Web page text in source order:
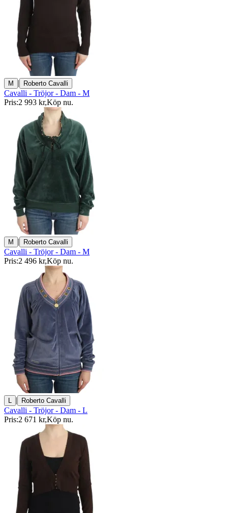
M | Roberto Cavalli
Cavalli - Tröjor - Dam - M
Pris:2 993 kr,Köp nu.
M | Roberto Cavalli
Cavalli - Tröjor - Dam - M
Pris:2 496 kr,Köp nu.
L | Roberto Cavalli
Cavalli - Tröjor - Dam - L
Pris:2 671 kr,Köp nu.